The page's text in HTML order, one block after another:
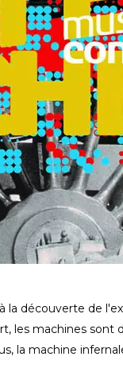
la découverte de
les machines sont
la machine